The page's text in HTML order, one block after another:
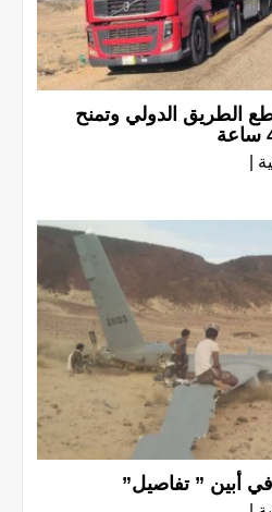
الطريق الدولي وتمنح
|
أبين ” تفاصيل”